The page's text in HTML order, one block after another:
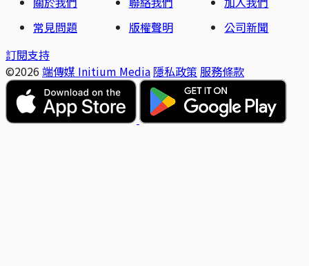
常見問題
版權聲明
公司新聞
訂閱支持
©2026 端傳媒 Initium Media 隱私政策 服務條款